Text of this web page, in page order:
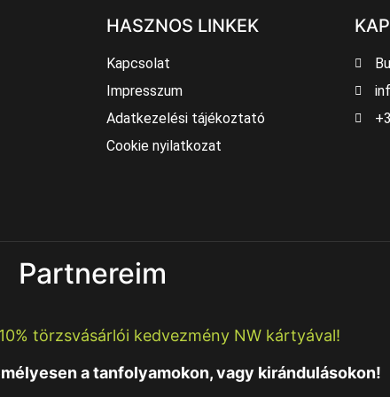
HASZNOS LINKEK
Kapcsolat
Impresszum
Adatkezelési tájékoztató
Cookie nyilatkozat
Partnereim
törzsvásárlói kedvezmény NW kártyával!
a tanfolyamokon, vagy kirándulásokon!